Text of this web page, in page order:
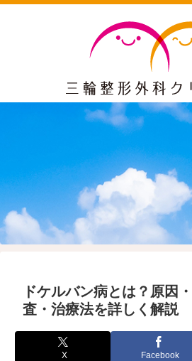
ドケルバン病とは？原因
査・治療法を詳しく解説
X Facebook